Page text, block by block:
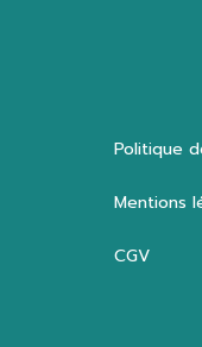
Politique
Mentions
CGV